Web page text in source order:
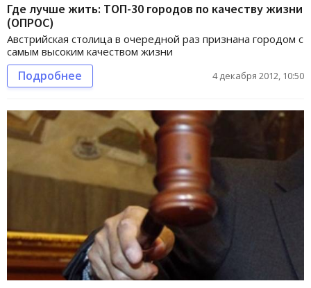
Где лучше жить: ТОП-30 городов по качеству жизни
(ОПРОС)
Австрийская столица в очередной раз признана городом с
самым высоким качеством жизни
Подробнее 4 декабря 2012, 10:50